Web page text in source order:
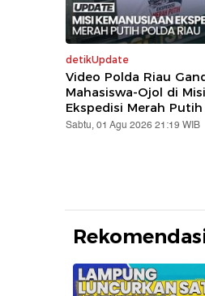
detikUpdate
Video Polda Riau
Mahasiswa-Ojol di Misi
Ekspedisi Merah Putih
Sabtu, 01 Agu 2026 21:19 WIB